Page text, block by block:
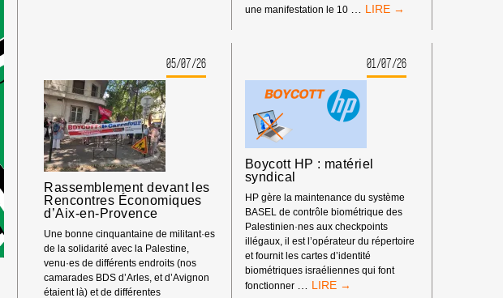
DÉBUT
DE
L’ANNÉE
2026
une manifestation le 10
BOYCOTT
FÉDÉRATION
ISRAÉLIENNE
COMPÉTITIONS
!
05/07/26
Rassemblement devant les
Rencontres Économiques
d’Aix-en-Provence
Une bonne cinquantaine de militant·es
de la solidarité avec la Palestine,
venu·es de différents endroits (nos
camarades BDS d’Arles, et d’Avignon
étaient là) et de différentes
01/07/26
Boycott HP : matériel
syndical
HP gère la maintenance du système
BASEL de contrôle biométrique des
Palestinien·nes aux checkpoints
illégaux, il est l’opérateur du répertoire
et fournit les cartes d’identité
biométriques israéliennes qui font
fonctionner
BOYCOTT